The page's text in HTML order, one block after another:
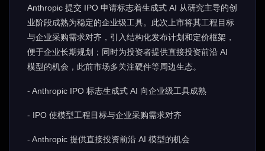
Anthropic 提交 IPO 申请标志着生成式 AI 从研究主导的创
业阶段成熟为稳定的企业级工具。此次上市将其工程目标
与企业采购需求对齐，引入结构化发布计划和定价框架，
便于企业长期规划；同时为投资者提供直接投资前沿 AI
模型的机会，此前市场多关注硬件等周边生态。
- Anthropic IPO 标志生成式 AI 向企业级工具成熟
- IPO 使模型工程目标与企业采购需求对齐
- Anthropic 提供直接投资前沿 AI 模型的机会